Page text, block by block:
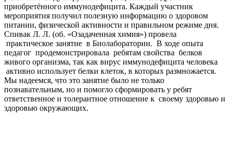
приобретённого иммунодефицита. Каждый участник
мероприятия получил полезную информацию о здоровом
питании, физической активности и правильном режиме дня.
Спивак Л. Л. (об. «Озадаченная химия») провела
практическое занятие в Биолаборатории. В ходе опыта
педагог продемонстрировала ребятам свойства белков
живого организма, так как вирус иммунодефицита человека
активно использует белки клеток, в которых размножается.
Мы надеемся, что это занятие было не только
познавательным, но и помогло сформировать у ребят
ответственное и толерантное отношение к своему здоровью и
здоровью окружающих.